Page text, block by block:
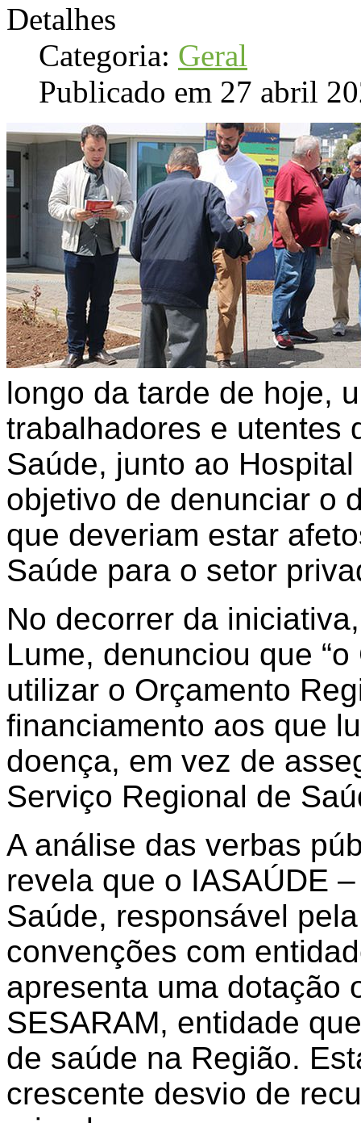
Detalhes
Categoria: Geral
Publicado em 27 abril
longo da tarde de hoje,
trabalhadores e utentes
Saúde, junto ao
objetivo de denunciar o
que deveriam estar
Saúde para o setor
No decorrer da
Lume, denunciou que
utilizar o Orçamento
financiamento aos que
doença, em vez de
Serviço Regional de
A análise das verbas
revela que o IASAÚDE
Saúde, responsável
convenções com
apresenta uma dotação
SESARAM, entidade
de saúde na Região.
crescente desvio de